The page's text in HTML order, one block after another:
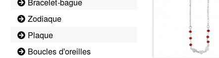
Zodiaque
Plaque
Boucles d'oreilles